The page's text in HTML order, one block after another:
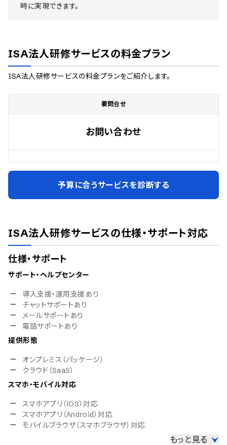
時に実現できます。
ISA法人研修サービスの料金プラン
ISA法人研修サービスの料金プランをご紹介します。
要問合せ
お問い合わせ
予算に合うサービスを診断する
ISA法人研修サービスの仕様・サポート対応
仕様・サポート
サポート・ヘルプセンター
導入支援・運用支援あり
チャットサポートあり
メールサポートあり
電話サポートあり
提供形態
オンプレミス（パッケージ）
クラウド（SaaS）
スマホ・モバイル対応
スマホアプリ（iOS）対応
スマホアプリ（Android）対応
モバイルブラウザ（スマホブラウザ）対応
もっと見る